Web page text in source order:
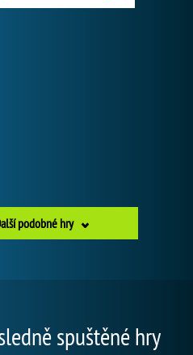
podobné hry
spuštěné hry